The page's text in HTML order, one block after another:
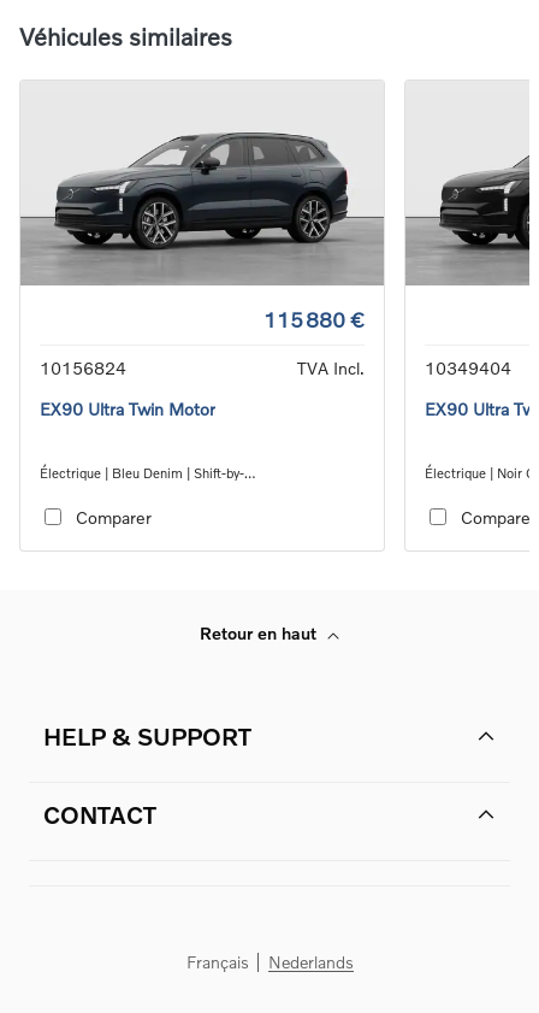
Véhicules similaires
115 880 €
10156824
TVA Incl.
EX90 Ultra Twin Motor
Électrique | Bleu Denim | Shift-by-
Comparer
10349404
EX90 Ultra
Électrique | Noir
Comparer
Retour en haut
HELP & SUPPORT
CONTACT
Français Nederlands